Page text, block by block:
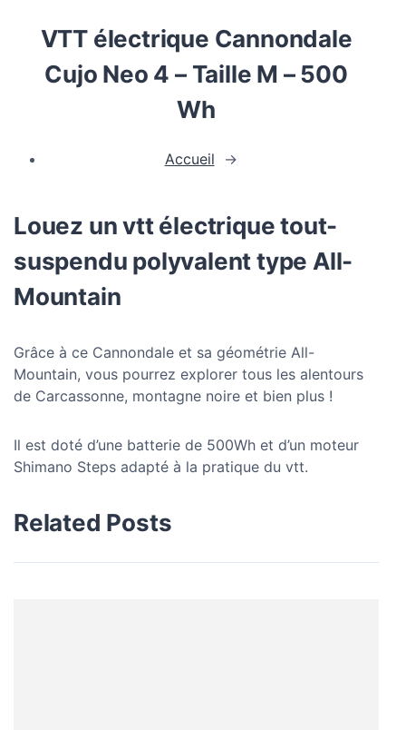
VTT électrique Cannondale
Cujo Neo 4 – Taille M – 500
Wh
Accueil →
Louez un vtt électrique tout-
suspendu polyvalent type All-
Mountain
Grâce à ce Cannondale et sa géométrie All-
Mountain, vous pourrez explorer tous les alentours
de Carcassonne, montagne noire et bien plus !
Il est doté d’une batterie de 500Wh et d’un moteur
Shimano Steps adapté à la pratique du vtt.
Related Posts